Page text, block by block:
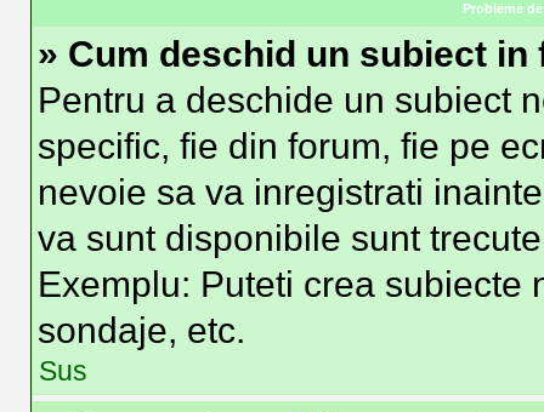
Probleme
» Cum deschid un subiect in
Pentru a deschide un subiect
specific, fie din forum, fie pe
nevoie sa va inregistrati
va sunt disponibile sunt
Exemplu: Puteti crea subiecte
sondaje, etc.
Sus